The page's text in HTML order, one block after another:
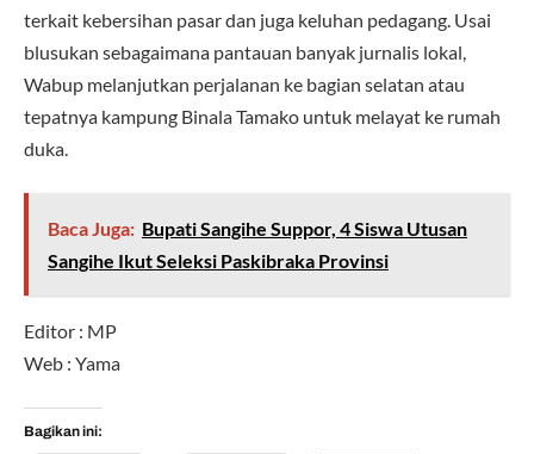
terkait kebersihan pasar dan juga keluhan pedagang. Usai
blusukan sebagaimana pantauan banyak jurnalis lokal,
Wabup melanjutkan perjalanan ke bagian selatan atau
tepatnya kampung Binala Tamako untuk melayat ke rumah
duka.
Baca Juga: Bupati Sangihe Suppor, 4 Siswa Utusan
Sangihe Ikut Seleksi Paskibraka Provinsi
Editor : MP
Web : Yama
Bagikan ini: